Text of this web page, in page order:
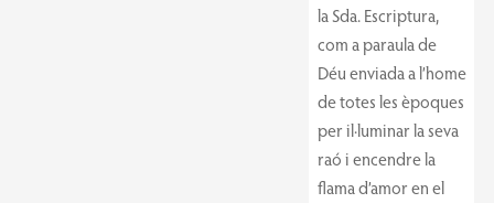
la Sda. Escriptura,
com a paraula de
Déu enviada a l’home
de totes les èpoques
per il·luminar la seva
raó i encendre la
flama d’amor en el